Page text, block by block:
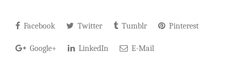
Facebook Twitter Tumblr Pinterest
Google+ LinkedIn E-Mail